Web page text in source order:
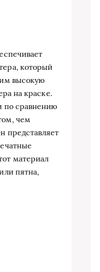
который
высокую
на краске.
по сравнению
чем
представляет
материал
пятна,